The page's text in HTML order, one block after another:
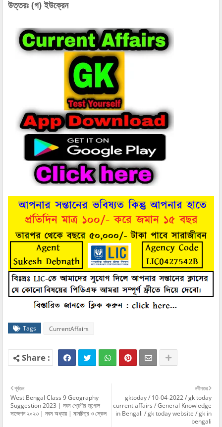
উত্তরঃ (গ) ইউক্রেন
Tags CurrentAffairs
নবীনতর
gktoday / 10-04-2022 / gk today
current affairs / General Knowledge
in Bengali / gk today website / gk in
bengali
পূর্বতন
West Bengal Class 9 Geography
Suggestion 2023 | নবম শ্রেণীর ভূগোল
সাজেশন ২০২৩ | নবম অধ্যায় | মানচিত্র ও স্কেল